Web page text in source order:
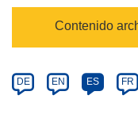
Category
Contenido
Article
available
DE EN ES FR